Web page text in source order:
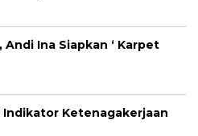
Ina Siapkan ‘ Karpet
Indikator Ketenagakerjaan